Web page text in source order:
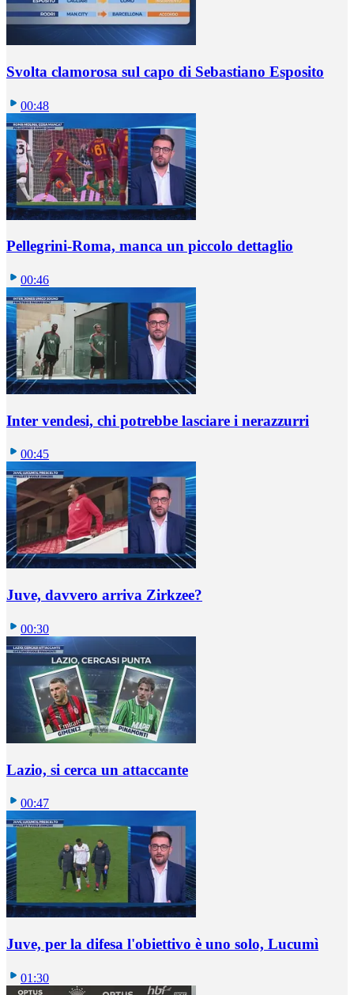
Svolta clamorosa sul capo di Sebastiano Esposito
00:48
Pellegrini-Roma, manca un piccolo dettaglio
00:46
Inter vendesi, chi potrebbe lasciare i nerazzurri
00:45
Juve, davvero arriva Zirkzee?
00:30
Lazio, si cerca un attaccante
00:47
Juve, per la difesa l'obiettivo è uno solo, Lucumì
01:30